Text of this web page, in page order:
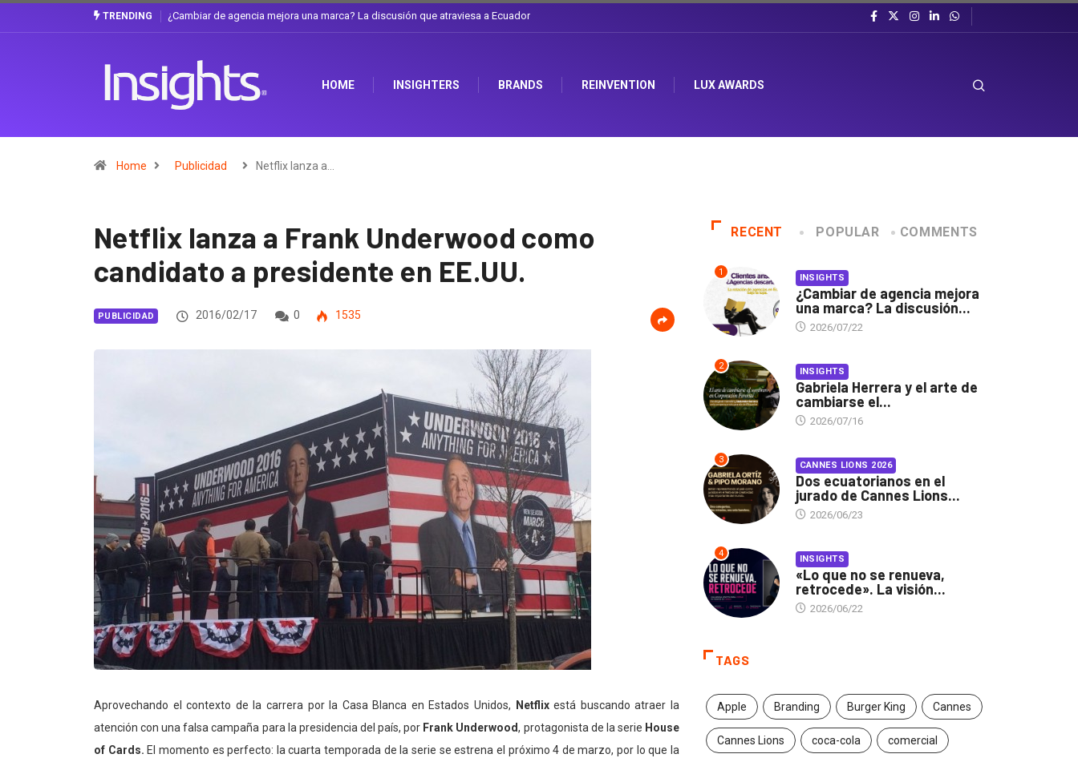
TRENDING Gabriela Herrera y el arte de cambiarse el sombrero en Corporación Favorita
HOME INSIGHTERS BRANDS REINVENTION LUX AWARDS
Home Publicidad Netflix lanza a…
Netflix lanza a Frank Underwood como
candidato a presidente en EE.UU.
PUBLICIDAD 2016/02/17 0 1535
Aprovechando el contexto de la carrera por la Casa Blanca en Estados Unidos, Netflixestá buscando atraer la
atención con una falsa campaña para la presidencia del país, por Frank Underwood, protagonista de la serie House
of Cards. El momento es perfecto: la cuarta temporada de la serie se estrena el próximo 4 de marzo, por lo que la
RECENT POPULAR COMMENTS
1 INSIGHTS
¿Cambiar de agencia mejora
una marca? La discusión...
2026/07/22
2 INSIGHTS
Gabriela Herrera y el arte de
cambiarse el...
2026/07/16
3 CANNES LIONS 2026
Dos ecuatorianos en el
jurado de Cannes Lions...
2026/06/23
4 INSIGHTS
«Lo que no se renueva,
retrocede». La visión...
2026/06/22
TAGS
Apple Branding Burger King Cannes
Cannes Lions coca-cola comercial